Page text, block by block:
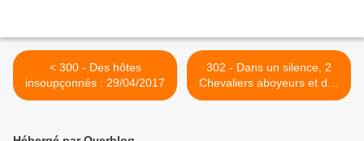
< 300 - Des hôtes
insoupçonnés : 29/04/2017
302 - Dans un silence, 2
Chevaliers aboyeurs et des
Chenilles parasitées ! :